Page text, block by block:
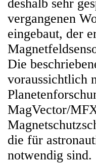
deshalb sehr
vergangenen
eingebaut, der
Die
voraussichtlich
MagVector/
die für
notwendig sind.